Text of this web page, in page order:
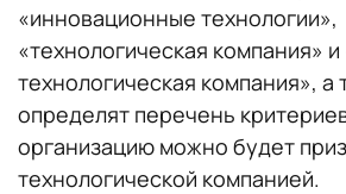
«инновационные технологии»,
«технологическая компания»
технологическая компания», а
определят перечень
организацию можно будет
технологической компанией.